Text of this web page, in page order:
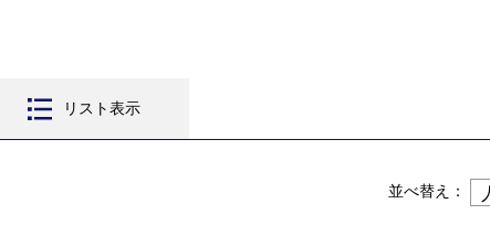
リスト表示
並べ替え：